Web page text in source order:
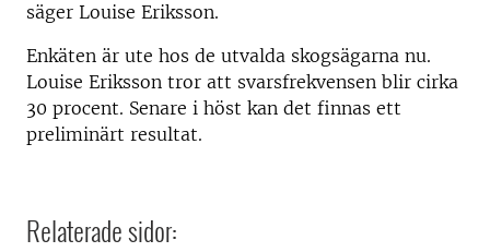
säger Louise Eriksson.
Enkäten är ute hos de utvalda skogsägarna nu.
Louise Eriksson tror att svarsfrekvensen blir cirka
30 procent. Senare i höst kan det finnas ett
preliminärt resultat.
Relaterade sidor: